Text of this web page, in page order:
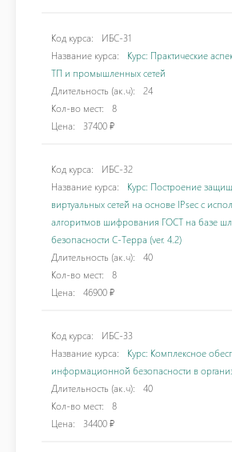
Код курса:
ИБС-31
Название курса:
Курс: Практические
ТП и промышленных сетей
Длительность (ак.ч):
24
Кол-во мест:
8
Цена:
37400 ₽
Код курса:
ИБС-32
Название курса:
Курс: Построение
виртуальных сетей на основе IPsec с
алгоритмов шифрования ГОСТ на базе
безопасности С-Терра (ver. 4.2)
Длительность (ак.ч):
40
Кол-во мест:
8
Цена:
46900 ₽
Код курса:
ИБС-33
Название курса:
Курс: Комплексное
информационной безопасности в
Длительность (ак.ч):
40
Кол-во мест:
8
Цена:
34400 ₽